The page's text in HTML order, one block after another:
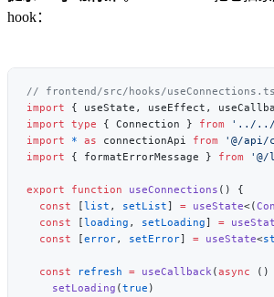
hook：
import { useState, useEffect,
import type { Connection } from
import * as connectionApi from
import { formatErrorMessage } from
export function useConnections
  const
[list , setList] = useState<(
  const
[loading , setLoading] =
  const
[error, setError] = useState<
  const
refresh = useCallback(async ()
    setLoading
(true